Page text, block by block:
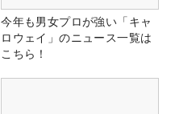
今年も男女プロが強い「キャ
ロウェイ」のニュース一覧は
こちら！